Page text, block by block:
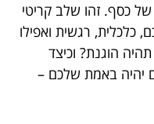
של כסף. זהו שלב קריטי
רגשית ואפילו
הוגנת? וכיצד
יהיה באמת שלכם –